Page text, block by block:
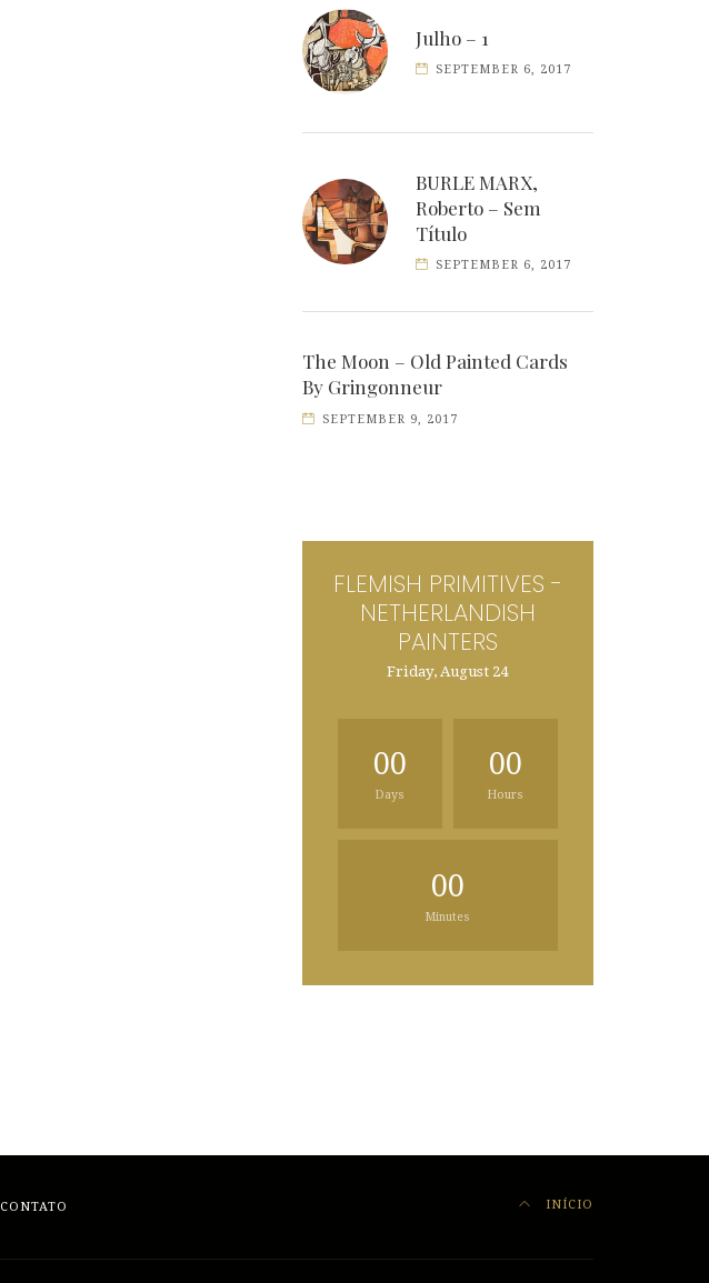
Julho – 1
SEPTEMBER 6, 2017
BURLE MARX,
Roberto – Sem
Título
SEPTEMBER 6, 2017
The Moon – Old Painted Cards
By Gringonneur
SEPTEMBER 9, 2017
FLEMISH PRIMITIVES -
NETHERLANDISH
PAINTERS
Friday, August 24
00
Days
00
Hours
00
Minutes
CONTATO INÍCIO